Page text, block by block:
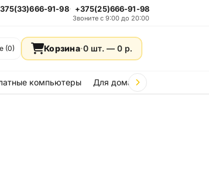
91-98 +375(25)666-91-98
Звоните с 9:00 до 20:00
(0) Корзина·0 шт. — 0 р.
компьютеры Для дома и дачи